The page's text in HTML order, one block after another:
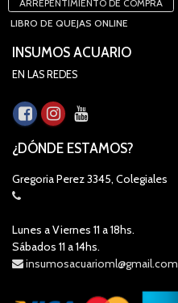
ARREPENTIMIENTO DE COMPRA
LIBRO DE QUEJAS ONLINE
INSUMOS ACUARIO
EN LAS REDES
¿DÓNDE ESTAMOS?
Gregoria Perez 3345, Colegiales
Lunes a Viernes 11 a 18hs.
Sábados 11 a 14hs.
insumosacuarioml@gmail.com